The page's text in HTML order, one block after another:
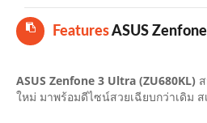
FeaturesASUS
ASUS Zenfone 3 Ultra (ZU680KL)
ใหม่ มาพร้อมดีไซน์สวยเฉียบกว่าเดิม ส